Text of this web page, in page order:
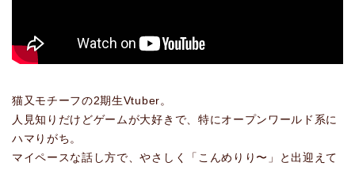
猫又モチーフの2期生Vtuber。
人見知りだけどゲームが大好きで、特にオープンワールド系に
ハマりがち。
マイペースな話し方で、やさしく「こんめりり〜」と出迎えて